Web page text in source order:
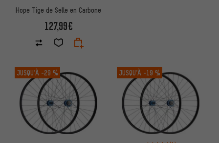
Hope Tige de Selle en Carbone
127,99€
JUSQU’À -29 % JUSQU’À -19 %